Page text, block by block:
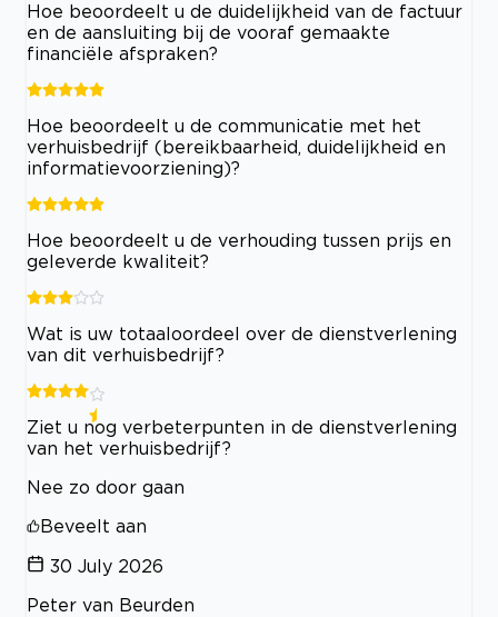
Hoe beoordeelt u de duidelijkheid van de factuur
en de aansluiting bij de vooraf gemaakte
financiële afspraken?
Hoe beoordeelt u de communicatie met het
verhuisbedrijf (bereikbaarheid, duidelijkheid en
informatievoorziening)?
Hoe beoordeelt u de verhouding tussen prijs en
geleverde kwaliteit?
Wat is uw totaaloordeel over de dienstverlening
van dit verhuisbedrijf?
Ziet u nog verbeterpunten in de dienstverlening
van het verhuisbedrijf?
Nee zo door gaan
Beveelt aan
30 July 2026
Peter van Beurden